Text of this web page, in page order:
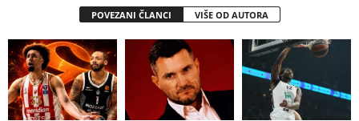
POVEZANI ČLANCI VIŠE OD AUTORA